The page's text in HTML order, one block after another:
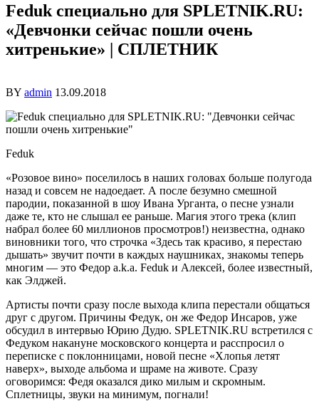
Feduk специально для SPLETNIK.RU:
«Девчонки сейчас пошли очень
хитренькие» | СПЛЕТНИК
BY admin 13.09.2018
Feduk
«Розовое вино» поселилось в наших головах больше полугода
назад и совсем не надоедает. А после безумно смешной
пародии, показанной в шоу Ивана Урганта, о песне узнали
даже те, кто не слышал ее раньше. Магия этого трека (клип
набрал более 60 миллионов просмотров!) неизвестна, однако
виновники того, что строчка «Здесь так красиво, я перестаю
дышать» звучит почти в каждых наушниках, знакомы теперь
многим — это Федор a.k.a. Feduk и Алексей, более известный,
как Элджей.
Артисты почти сразу после выхода клипа перестали общаться
друг с другом. Причины Федук, он же Федор Инсаров, уже
обсудил в интервью Юрию Дудю. SPLETNIK.RU встретился с
Федуком накануне московского концерта и расспросил о
переписке с поклонницами, новой песне «Хлопья летят
наверх», выходе альбома и шраме на животе. Сразу
оговоримся: Федя оказался дико милым и скромным.
Сплетницы, звуки на минимум, погнали!